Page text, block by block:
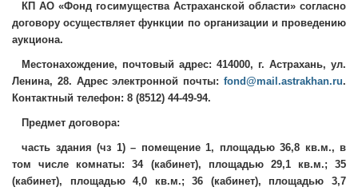
КП АО «Фонд госимущества Астраханской области» согласно
договору осуществляет функции по организации и проведению
аукциона.
Местонахождение, почтовый адрес: 414000, г. Астрахань, ул.
Ленина, 28. Адрес электронной почты: fond@mail.astrakhan.ru.
Контактный телефон: 8 (8512) 44-49-94.
Предмет договора:
часть здания (чз 1) – помещение 1, площадью 36,8 кв.м., в
том числе комнаты: 34 (кабинет), площадью 29,1 кв.м.; 35
(кабинет), площадью 4,0 кв.м.; 36 (кабинет), площадью 3,7